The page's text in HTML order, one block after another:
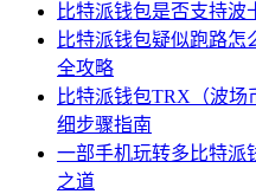
比特派钱包是否支持波
比特派钱包疑似跑路怎
全攻略
比特派钱包TRX（波
细步骤指南
一部手机玩转多比特派
之道